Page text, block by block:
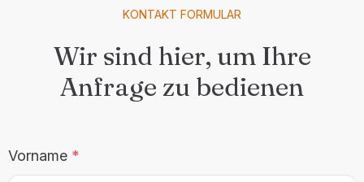
KONTAKT FORMULAR
Wir sind hier, um Ihre
Anfrage zu bedienen
Vorname *